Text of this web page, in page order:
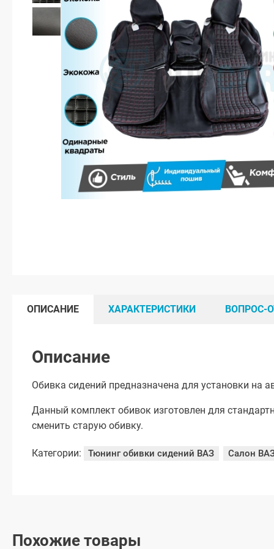
ОПИСАНИЕ ХАРАКТЕРИСТИКИ ВОПРОС-
Описание
Обивка сидений предназначена для установки на
Данный комплект обивок изготовлен для
сменить старую обивку.
Категории: Тюнинг обивки сидений ВАЗ Салон
Похожие товары